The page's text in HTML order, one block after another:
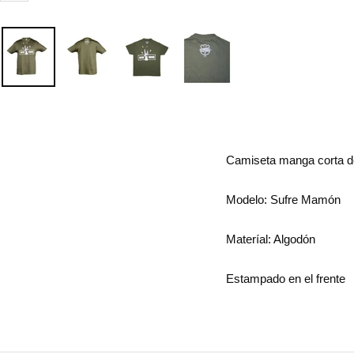
Camiseta manga corta
Modelo: Sufre Mamón
Materíal: Algodón
Estampado en el frente